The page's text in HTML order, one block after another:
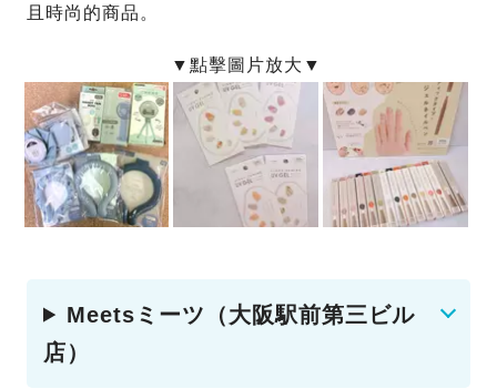
且時尚的商品。
Meetsミーツ（大阪駅前第三ビル
店）